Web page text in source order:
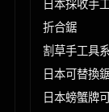
日本採收手
折合鋸
割草手工具
日本可替換
日本螃蟹牌